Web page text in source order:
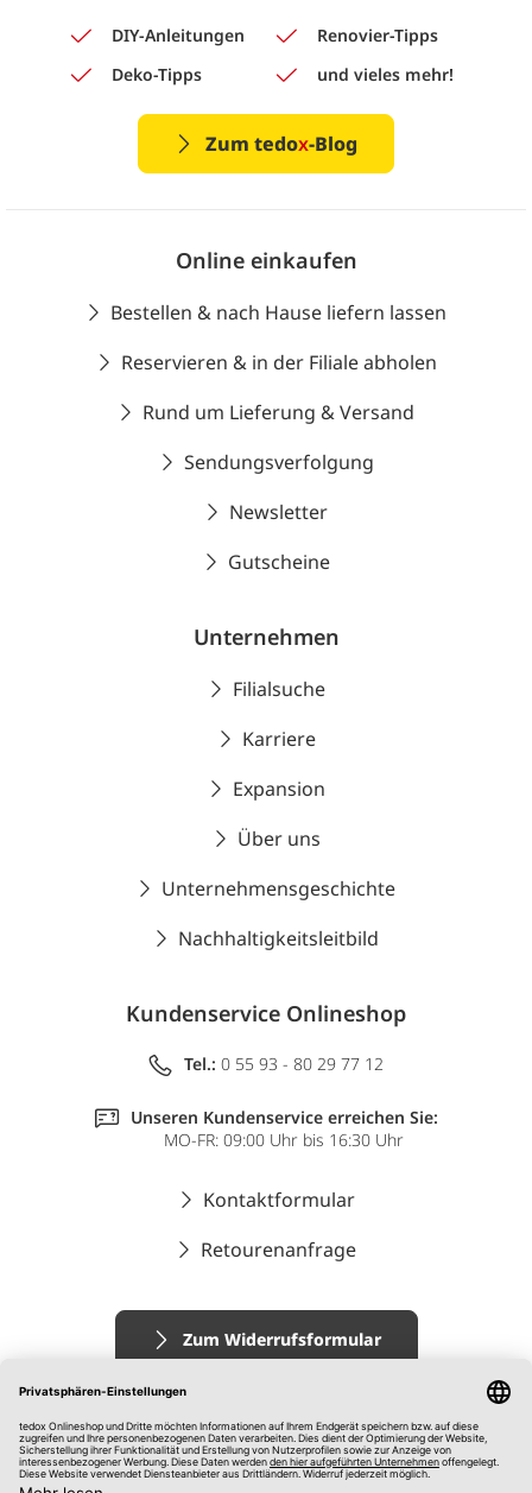
DIY-Anleitungen
Renovier-Tipps
Deko-Tipps
und vieles mehr!
Zum tedox-Blog
Online einkaufen
Bestellen & nach Hause liefern lassen
Reservieren & in der Filiale abholen
Rund um Lieferung & Versand
Sendungsverfolgung
Newsletter
Gutscheine
Unternehmen
Filialsuche
Karriere
Expansion
Über uns
Unternehmensgeschichte
Nachhaltigkeitsleitbild
Kundenservice Onlineshop
Tel.: 0 55 93 - 80 29 77 12
Unseren Kundenservice erreichen Sie:
MO-FR: 09:00 Uhr bis 16:30 Uhr
Kontaktformular
Retourenanfrage
Zum Widerrufsformular
Impressum
AGB